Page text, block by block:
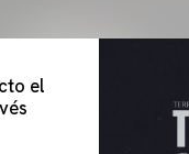
el